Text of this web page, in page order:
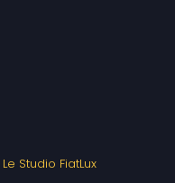
Le Studio FiatLux